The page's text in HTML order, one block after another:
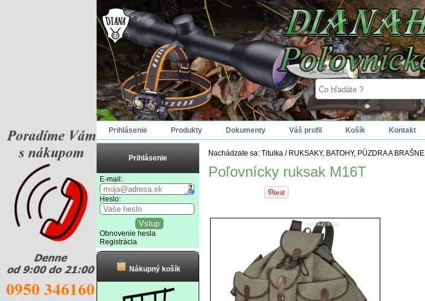
Prihlásenie Produkty Dokumenty Váš profil Košík Kontakt
Prihlásenie
E-mail:
Heslo:
Obnovenie hesla
Registrácia
Nákupný košík
Nachádzate sa: Titulka / RUKSAKY, BATOHY, PÚZDRA A BRAŠNE
Poľovnícky ruksak M16T